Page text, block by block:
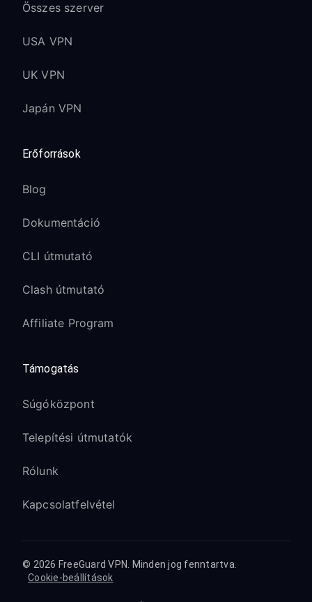
Összes szerver
USA VPN
UK VPN
Japán VPN
Erőforrások
Blog
Dokumentáció
CLI útmutató
Clash útmutató
Affiliate Program
Támogatás
Súgóközpont
Telepítési útmutatók
Rólunk
Kapcsolatfelvétel
© 2026 FreeGuard VPN. Minden jog fenntartva.
Cookie-beállítások